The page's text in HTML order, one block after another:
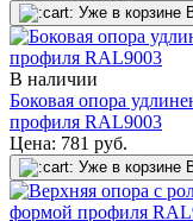
Уже в корзине
В наличии
Боковая опора
профиля RAL9003
Цена: 781 руб.
Уже в корзине